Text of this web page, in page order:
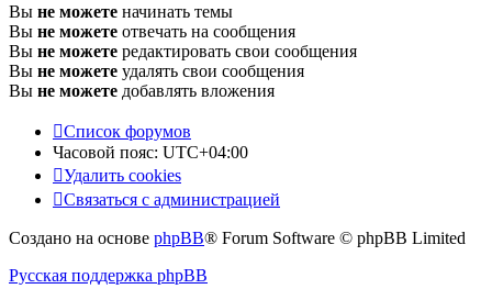
Вы не можете начинать темы
Вы не можете отвечать на сообщения
Вы не можете редактировать свои сообщения
Вы не можете удалять свои сообщения
Вы не можете добавлять вложения
Список форумов
Часовой пояс: UTC+04:00
Удалить cookies
Связаться с администрацией
Создано на основе phpBB® Forum Software © phpBB Limited
Русская поддержка phpBB